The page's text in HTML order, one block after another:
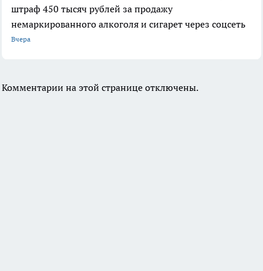
штраф 450 тысяч рублей за продажу
немаркированного алкоголя и сигарет через соцсеть
Вчера
Комментарии на этой странице отключены.